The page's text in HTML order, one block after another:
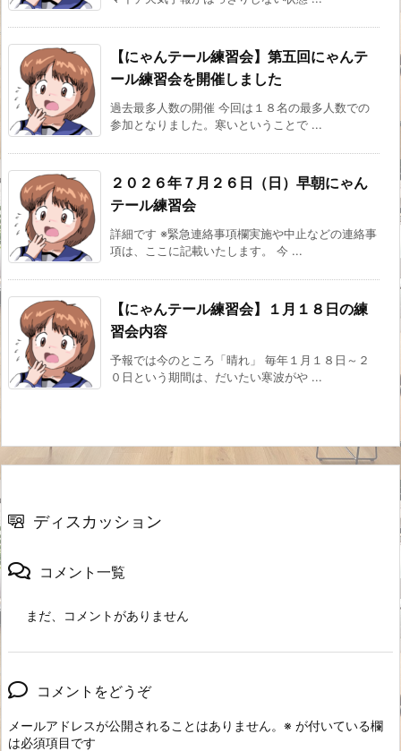
【にゃんテール練習会】第五回にゃんテ
ール練習会を開催しました
過去最多人数の開催 今回は１８名の最多人数での
参加となりました。寒いということで ...
２０２６年７月２６日（日）早朝にゃん
テール練習会
詳細です ※緊急連絡事項欄実施や中止などの連絡事
項は、ここに記載いたします。 今 ...
【にゃんテール練習会】１月１８日の練
習会内容
予報では今のところ「晴れ」 毎年１月１８日～２
０日という期間は、だいたい寒波がや ...
ディスカッション
コメント一覧
まだ、コメントがありません
コメントをどうぞ
メールアドレスが公開されることはありません。 ※ が付いている欄
は必須項目です